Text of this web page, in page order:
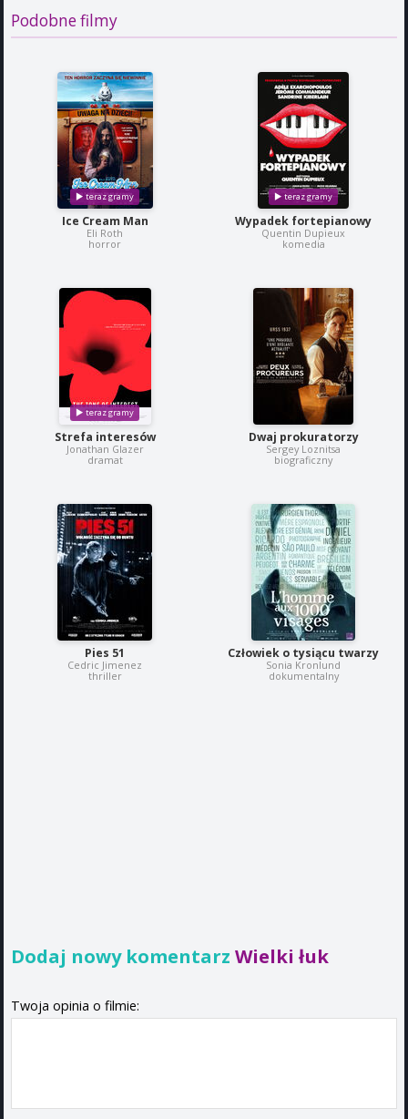
Podobne filmy
Ice Cream Man
Eli Roth
horror
Wypadek fortepianowy
Quentin Dupieux
komedia
Strefa interesów
Jonathan Glazer
dramat
Dwaj prokuratorzy
Sergey Loznitsa
biograficzny
Pies 51
Cedric Jimenez
thriller
Człowiek o tysiącu twarzy
Sonia Kronlund
dokumentalny
Dodaj nowy komentarz Wielki łuk
Twoja opinia o filmie: